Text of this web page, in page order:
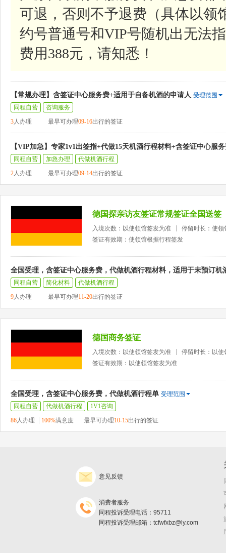
可退，否则不予退费（具体以领
约号普通号和VIP号随机出无法
费用388元，请知悉！
【常规办理】含签证中心服务费+适用于自备机酒的申请人 受理范围
同程自营
咨询服务
3人办理 最早可办理09-16出行的签证
【VIP加急】专家1v1出签指+代做15天机酒行程材料+含签证中心服
同程自营 加急办理
代做机酒行程
2人办理 最早可办理09-14出行的签证
德国探亲访友签证常规签证全国送签
入境次数：以使领馆签发为准
停留时长：使领
签证有效期：使领馆根据行程签发
全国受理，含签证中心服务费，代做机酒行程材料，适用于未预订机
同程自营 简化材料
代做机酒行程
9人办理 最早可办理11-20出行的签证
德国商务签证
入境次数：以使领馆签发为准
停留时长：以使
签证有效期：以使领馆签发为准
全国受理，含签证中心服务费，代做机酒行程单 受理范围
同程自营
代做机酒行程
1V1咨询
86人办理 100%满意度 最早可办理10-15出行的签证
意见反馈
消费者服务
同程投诉受理电话：95711
同程投诉受理邮箱：tcfwfxbz@ly.com